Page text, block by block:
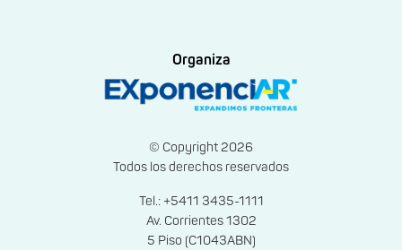
Organiza
© Copyright 2026
Todos los derechos reservados
Tel.: +5411 3435-1111
Av. Corrientes 1302
5 Piso (C1043ABN)